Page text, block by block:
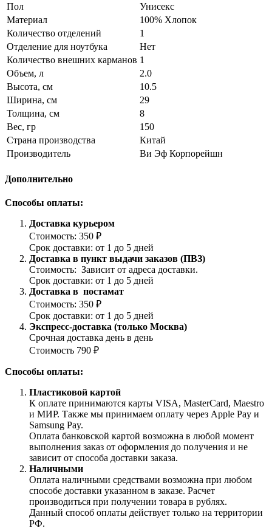
Пол
Унисекс
Материал
100% Хлопок
Количество отделений
1
Отделение для ноутбука
Нет
Количество внешних карманов 1
Объем, л
2.0
Высота, см
10.5
Ширина, см
29
Толщина, см
8
Вес, гр
150
Страна производства
Китай
Производитель
Ви Эф Корпорейшн
Дополнительно
Способы оплаты:
Доставка курьером
Стоимость: 350 ₽
Срок доставки: от 1 до 5 дней
Доставка в пункт выдачи заказов (ПВЗ)
Стоимость: Зависит от адреса доставки.
Срок доставки: от 1 до 5 дней
Доставка в постамат
Стоимость: 350 ₽
Срок доставки: от 1 до 5 дней
Экспресс-доставка (только Москва)
Срочная доставка день в день
Стоимость 790 ₽
Способы оплаты:
Пластиковой картой
К оплате принимаются карты VISA, MasterCard, Maestro
и МИР. Также мы принимаем оплату через Apple Pay и
Samsung Pay.
Оплата банковской картой возможна в любой момент
выполнения заказ от оформления до получения и не
зависит от способа доставки заказа.
Наличными
Оплата наличными средствами возможна при любом
способе доставки указанном в заказе. Расчет
производиться при получении товара в рублях.
Данный способ оплаты действует только на территории
РФ.